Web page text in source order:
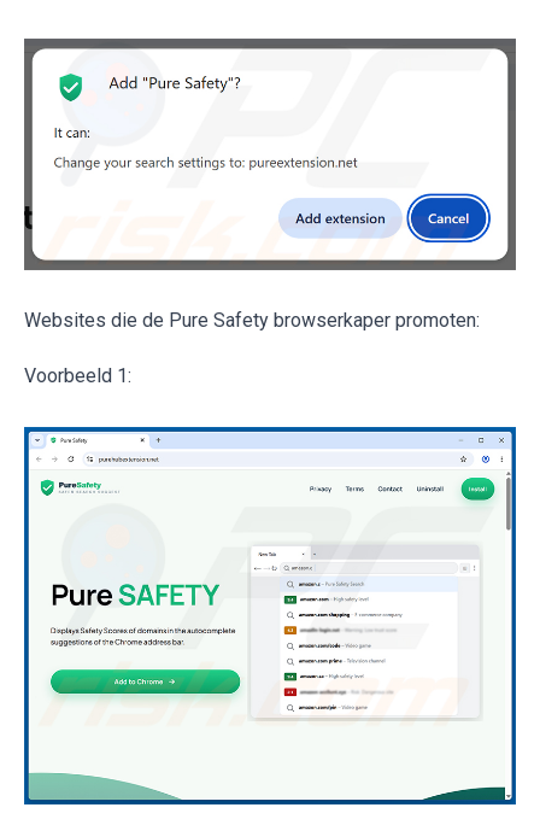
Websites die de Pure Safety browserkaper promoten:
Voorbeeld 1: